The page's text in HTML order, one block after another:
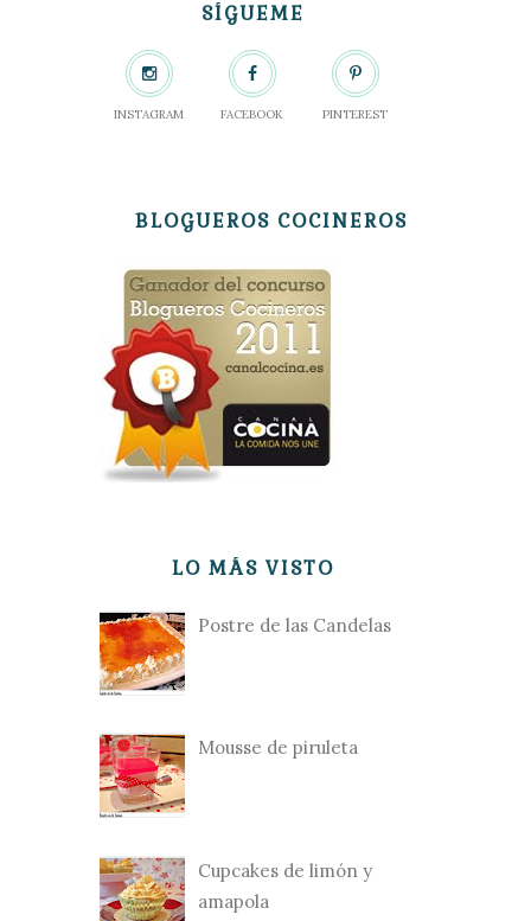
SÍGUEME
INSTAGRAM FACEBOOK PINTEREST
BLOGUEROS COCINEROS
LO MÁS VISTO
Postre de las Candelas
Mousse de piruleta
Cupcakes de limón y
amapola